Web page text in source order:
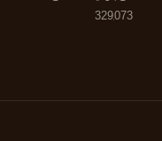
329,073